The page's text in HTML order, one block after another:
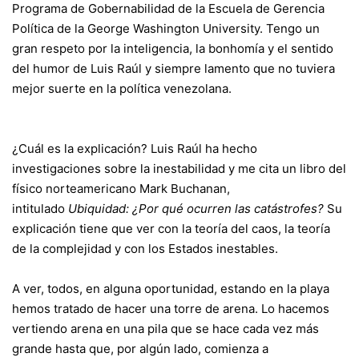
Programa de Gobernabilidad de la Escuela de Gerencia
Política de la George Washington University. Tengo un
gran respeto por la inteligencia, la bonhomía y el sentido
del humor de Luis Raúl y siempre lamento que no tuviera
mejor suerte en la política venezolana.
¿Cuál es la explicación? Luis Raúl ha hecho
investigaciones sobre la inestabilidad y me cita un libro del
físico norteamericano Mark Buchanan,
intitulado Ubiquidad: ¿Por qué ocurren las catástrofes? Su
explicación tiene que ver con la teoría del caos, la teoría
de la complejidad y con los Estados inestables.
A ver, todos, en alguna oportunidad, estando en la playa
hemos tratado de hacer una torre de arena. Lo hacemos
vertiendo arena en una pila que se hace cada vez más
grande hasta que, por algún lado, comienza a